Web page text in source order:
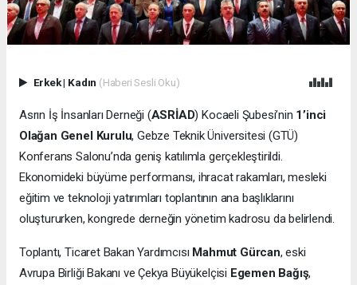
Erkek| Kadın (Haberi Sesli Oku)
Asrın İş İnsanları Derneği (ASRİAD) Kocaeli Şubesi’nin 1’inci
Olağan Genel Kurulu, Gebze Teknik Üniversitesi (GTÜ)
Konferans Salonu’nda geniş katılımla gerçekleştirildi.
Ekonomideki büyüme performansı, ihracat rakamları, mesleki
eğitim ve teknoloji yatırımları toplantının ana başlıklarını
oluştururken, kongrede derneğin yönetim kadrosu da belirlendi.
Toplantı, Ticaret Bakan Yardımcısı Mahmut Gürcan, eski
Avrupa Birliği Bakanı ve Çekya Büyükelçisi Egemen Bağış,